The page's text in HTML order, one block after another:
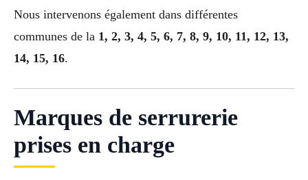
Nous intervenons également dans différentes
communes de la 1, 2, 3, 4, 5, 6, 7, 8, 9, 10, 11, 12, 13,
14, 15, 16.
Marques de serrurerie
prises en charge